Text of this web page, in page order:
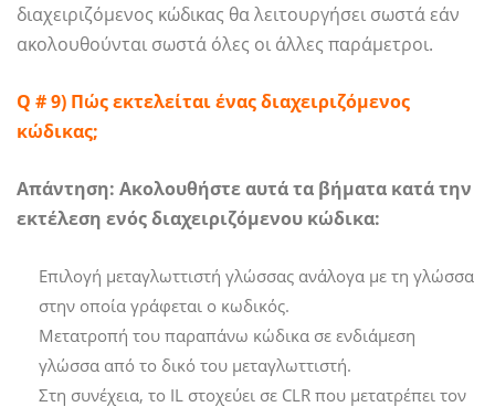
διαχειριζόμενος κώδικας θα λειτουργήσει σωστά εάν
ακολουθούνται σωστά όλες οι άλλες παράμετροι.
Q # 9) Πώς εκτελείται ένας διαχειριζόμενος
κώδικας;
Απάντηση: Ακολουθήστε αυτά τα βήματα κατά την
εκτέλεση ενός διαχειριζόμενου κώδικα:
Επιλογή μεταγλωττιστή γλώσσας ανάλογα με τη γλώσσα
στην οποία γράφεται ο κωδικός.
Μετατροπή του παραπάνω κώδικα σε ενδιάμεση
γλώσσα από το δικό του μεταγλωττιστή.
Στη συνέχεια, το IL στοχεύει σε CLR που μετατρέπει τον